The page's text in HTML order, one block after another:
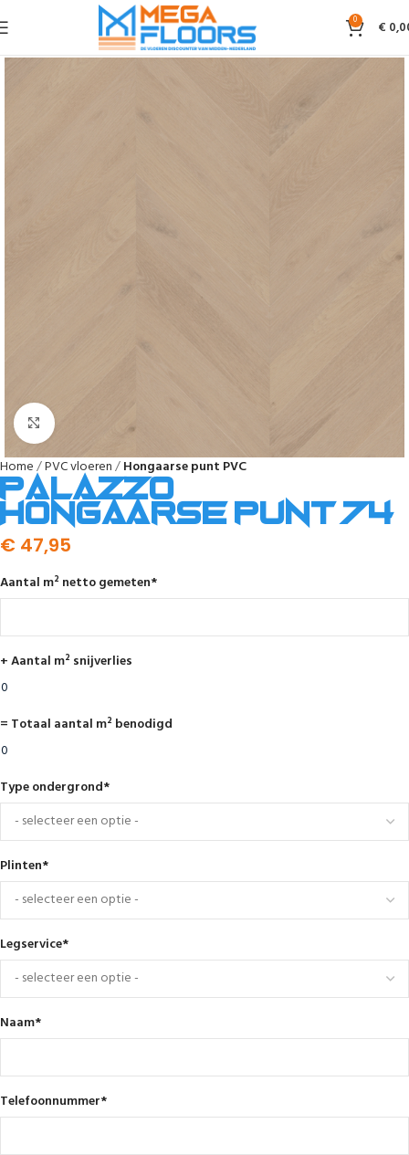
0 €
Home PVC vloeren Hongaarse punt PVC
Palazzo
Hongaarse punt 74
€ 47,95
Aantal m² netto gemeten*
+ Aantal m² snijverlies
= Totaal aantal m² benodigd
Type ondergrond*
Plinten*
Legservice*
Naam*
Telefoonnummer*
Afbeelding vergroten